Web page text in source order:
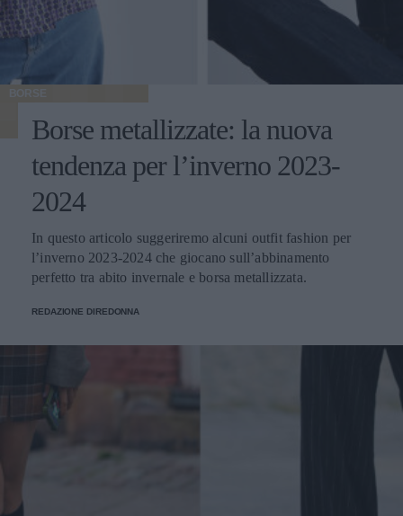
BORSE
Borse metallizzate: la nuova
tendenza per l’inverno 2023-
2024
In questo articolo suggeriremo alcuni outfit fashion per
l’inverno 2023-2024 che giocano sull’abbinamento
perfetto tra abito invernale e borsa metallizzata.
REDAZIONE DIREDONNA